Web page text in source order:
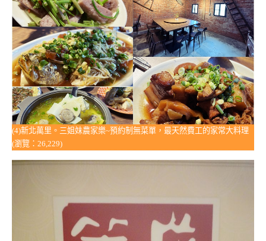
(4)新北萬里。三姐妹農家樂~預約制無菜單，最天然費工的家常大料理
(瀏覽：26,229)